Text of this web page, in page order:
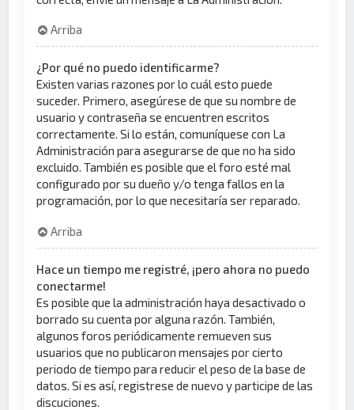
Arriba
¿Por qué no puedo identificarme?
Existen varias razones por lo cuál esto puede
suceder. Primero, asegúrese de que su nombre de
usuario y contraseña se encuentren escritos
correctamente. Si lo están, comuníquese con La
Administración para asegurarse de que no ha sido
excluido. También es posible que el foro esté mal
configurado por su dueño y/o tenga fallos en la
programación, por lo que necesitaría ser reparado.
Arriba
Hace un tiempo me registré, ¡pero ahora no puedo
conectarme!
Es posible que la administración haya desactivado o
borrado su cuenta por alguna razón. También,
algunos foros periódicamente remueven sus
usuarios que no publicaron mensajes por cierto
periodo de tiempo para reducir el peso de la base de
datos. Si es así, registrese de nuevo y participe de las
discuciones.